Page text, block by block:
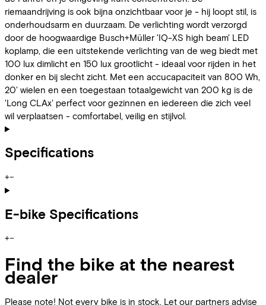
riemaandrijving is ook bijna onzichtbaar voor je - hij loopt stil, is
onderhoudsarm en duurzaam. De verlichting wordt verzorgd
door de hoogwaardige Busch+Müller 'IQ-XS high beam' LED
koplamp, die een uitstekende verlichting van de weg biedt met
100 lux dimlicht en 150 lux grootlicht - ideaal voor rijden in het
donker en bij slecht zicht. Met een accucapaciteit van 800 Wh,
20' wielen en een toegestaan totaalgewicht van 200 kg is de
'Long CLAx' perfect voor gezinnen en iedereen die zich veel
wil verplaatsen - comfortabel, veilig en stijlvol.
Specifications
+−
E-bike Specifications
+−
Find the bike at the nearest
dealer
Please note! Not every bike is in stock. Let our partners advise